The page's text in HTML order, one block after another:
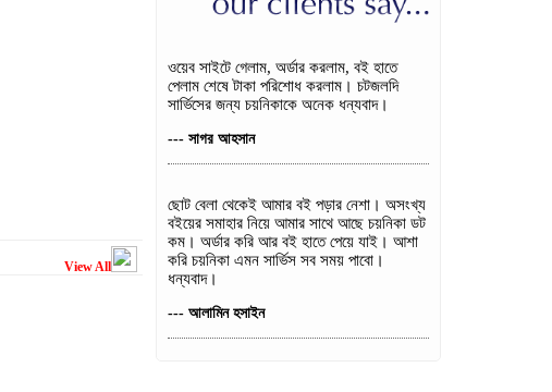
View All
ওয়েব সাইটে গেলাম, অর্ডার করলাম, বই হাতে
পেলাম শেষে টাকা পরিশোধ করলাম। চটজলদি
সার্ভিসের জন্য চয়নিকাকে অনেক ধন্যবাদ।
--- সাগর আহসান
ছোট বেলা থেকেই আমার বই পড়ার নেশা। অসংখ্য
বইয়ের সমাহার নিয়ে আমার সাথে আছে চয়নিকা ডট
কম। অর্ডার করি আর বই হাতে পেয়ে যাই। আশা
করি চয়নিকা এমন সার্ভিস সব সময় পাবো।
ধন্যবাদ।
--- আলামিন হসাইন